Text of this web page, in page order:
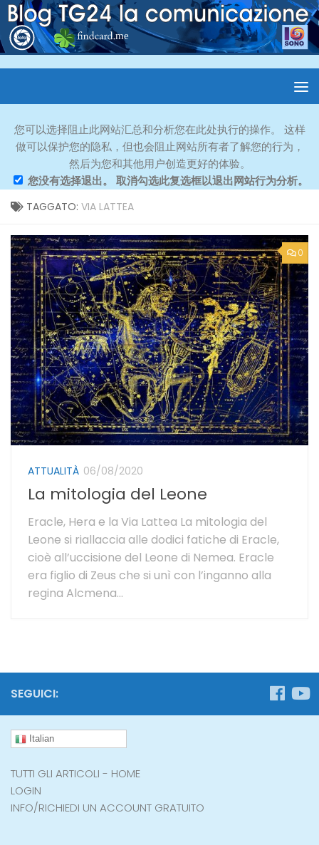
您可以选择阻止此网站汇总和分析您在此处执行的操作。 这样
做可以保护您的隐私，但也会阻止网站所有者了解您的行为，
然后为您和其他用户创造更好的体验。
您没有选择退出。 取消勾选此复选框以退出网站行为分析。
TAGGATO: VIA LATTEA
0
ATTUALITÀ 06/08/2020
La mitologia del Leone
Eracle, Hera e la Via Lattea La mitologia del
Leone si riallaccia alle dodici fatiche di Eracle,
cioè all’uccisione del Leone di Nemea. Eracle
era figlio di Zeus che si unì con l’inganno alla
regina Alcmena...
SEGUICI:
Italian
TUTTI GLI ARTICOLI - HOME
LOGIN
INFO/RICHIEDI UN ACCOUNT GRATUITO